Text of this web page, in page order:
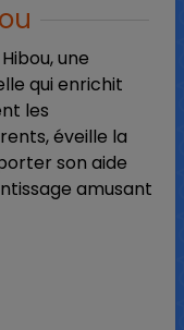
une
qui enrichit
les
éveille la
son aide
amusant